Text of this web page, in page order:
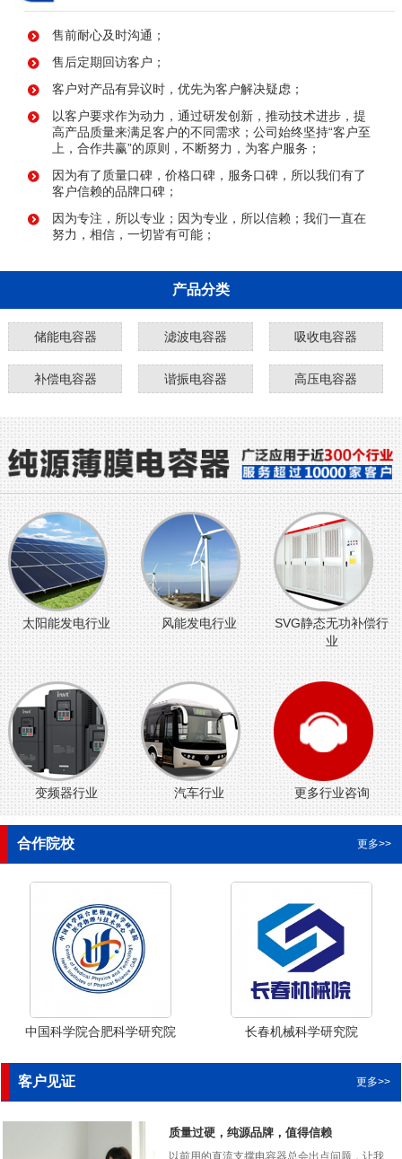
售前耐心及时沟通；
售后定期回访客户；
客户对产品有异议时，优先为客户解决疑虑；
以客户要求作为动力，通过研发创新，推动技术进步，提
高产品质量来满足客户的不同需求；公司始终坚持“客户至
上，合作共赢”的原则，不断努力，为客户服务；
因为有了质量口碑，价格口碑，服务口碑，所以我们有了
客户信赖的品牌口碑；
因为专注，所以专业；因为专业，所以信赖；我们一直在
努力，相信，一切皆有可能；
产品分类
储能电容器 滤波电容器 吸收电容器
补偿电容器 谐振电容器 高压电容器
太阳能发电行业 风能发电行业
SVG静态无功补偿行
业
变频器行业 汽车行业 更多行业咨询
合作院校 更多>>
中国科学院合肥科学研究院 长春机械科学研究院
客户见证 更多>>
质量过硬，纯源品牌，值得信赖
以前用的直流支撑电容器总会出点问题，让我